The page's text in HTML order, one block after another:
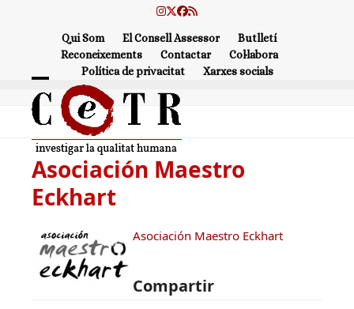
Instagram
Twitter
Facebook
RSS
Qui Som El Consell Assessor
Butlletí
Reconeixements
Contactar
Col·labora
Política de privacitat
Xarxes socials
Open
mobile
menu
Close
mobile
menu
Asociación Maestro
Eckhart
Asociación Maestro Eckhart
Compartir